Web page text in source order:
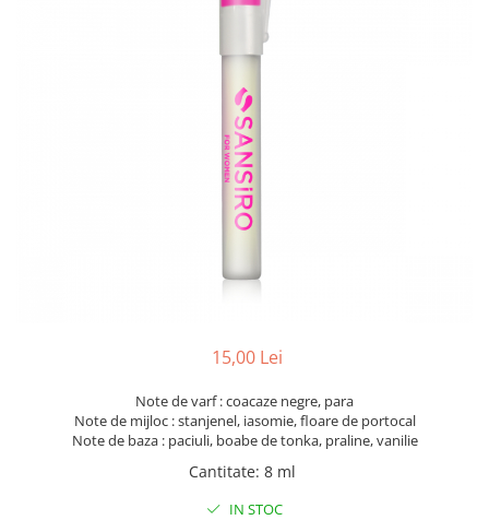
15,00 Lei
Note de varf : coacaze negre, para
Note de mijloc : stanjenel, iasomie, floare de portocal
Note de baza : paciuli, boabe de tonka, praline, vanilie
Cantitate: 8 ml
IN STOC